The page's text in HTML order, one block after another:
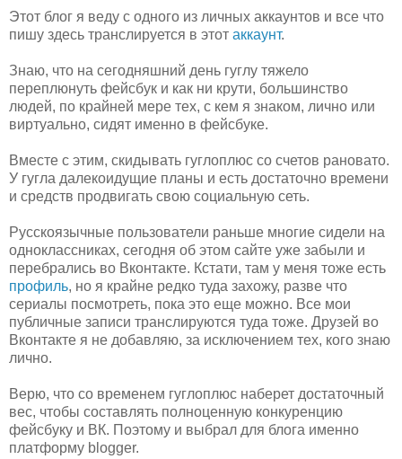
Этот блог я веду с одного из личных аккаунтов и все что
пишу здесь транслируется в этот аккаунт.
Знаю, что на сегодняшний день гуглу тяжело
переплюнуть фейсбук и как ни крути, большинство
людей, по крайней мере тех, с кем я знаком, лично или
виртуально, сидят именно в фейсбуке.
Вместе с этим, скидывать гуглоплюс со счетов рановато.
У гугла далекоидущие планы и есть достаточно времени
и средств продвигать свою социальную сеть.
Русскоязычные пользователи раньше многие сидели на
одноклассниках, сегодня об этом сайте уже забыли и
перебрались во Вконтакте. Кстати, там у меня тоже есть
профиль, но я крайне редко туда захожу, разве что
сериалы посмотреть, пока это еще можно. Все мои
публичные записи транслируются туда тоже. Друзей во
Вконтакте я не добавляю, за исключением тех, кого знаю
лично.
Верю, что со временем гуглоплюс наберет достаточный
вес, чтобы составлять полноценную конкуренцию
фейсбуку и ВК. Поэтому и выбрал для блога именно
платформу blogger.